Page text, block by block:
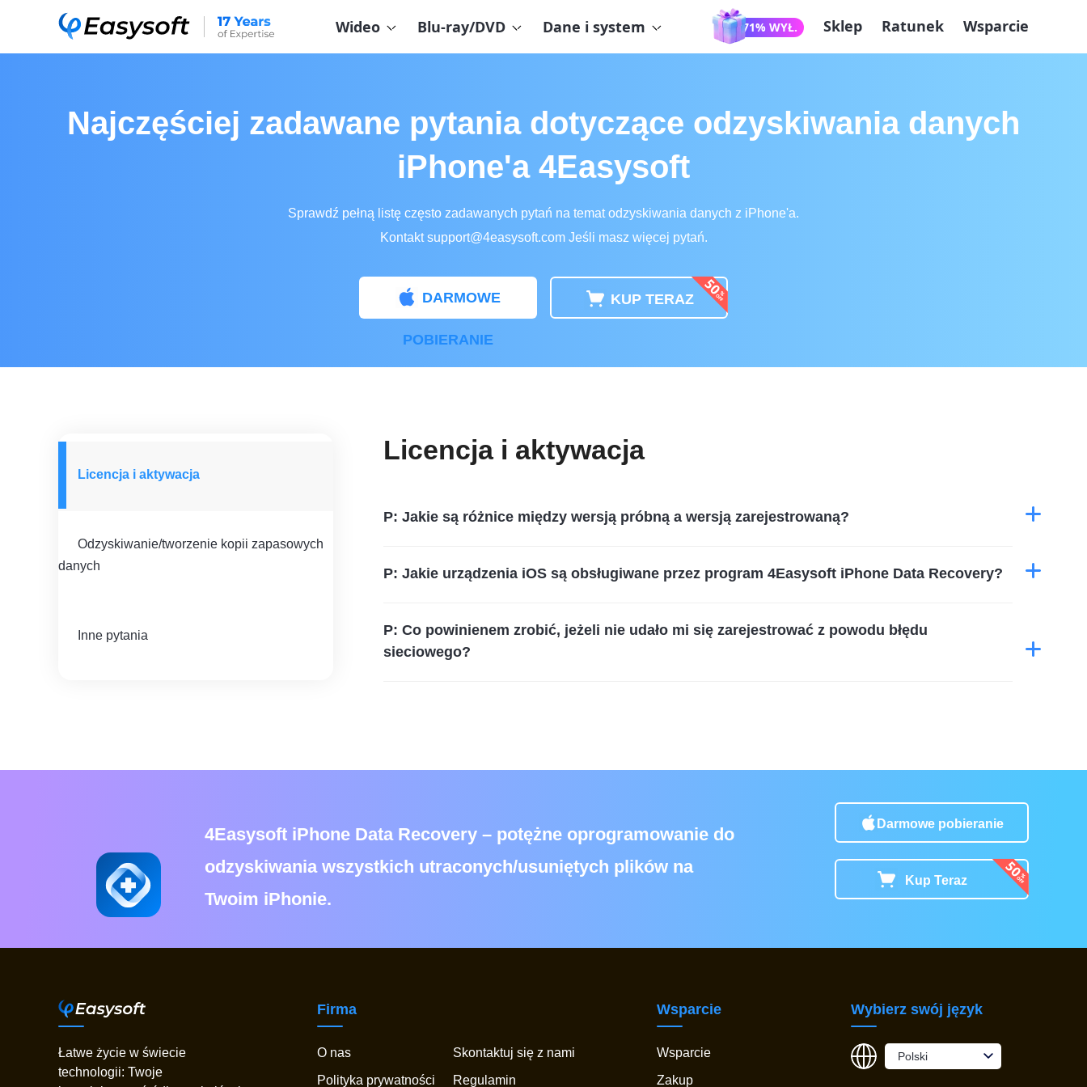
Wideo Blu-ray/DVD Dane i system 71% WYŁ. Sklep Ratunek Wsparcie
Najczęściej zadawane pytania dotyczące odzyskiwania danych
iPhone'a 4Easysoft
Sprawdź pełną listę często zadawanych pytań na temat odzyskiwania danych z iPhone'a.
Kontaktsupport@4easysoft.comJeśli masz więcej pytań.
DARMOWE
POBIERANIE
KUP TERAZ
Licencja i aktywacja
Odzyskiwanie/tworzenie kopii zapasowych
danych
Inne pytania
Licencja i aktywacja
P: Jakie są różnice między wersją próbną a wersją zarejestrowaną?
P: Jakie urządzenia iOS są obsługiwane przez program 4Easysoft iPhone Data Recovery?
P: Co powinienem zrobić, jeżeli nie udało mi się zarejestrować z powodu błędu
sieciowego?
4Easysoft iPhone Data Recovery – potężne oprogramowanie do
odzyskiwania wszystkich utraconych/usuniętych plików na
Twoim iPhonie.
Darmowe pobieranie
Kup Teraz
Łatwe życie w świecie
technologii: Twoje
Firma
O nas
Skontaktuj się z nami
Polityka prywatności
Regulamin
Wsparcie
Wsparcie
Zakup
Wybierz swój język
Polski